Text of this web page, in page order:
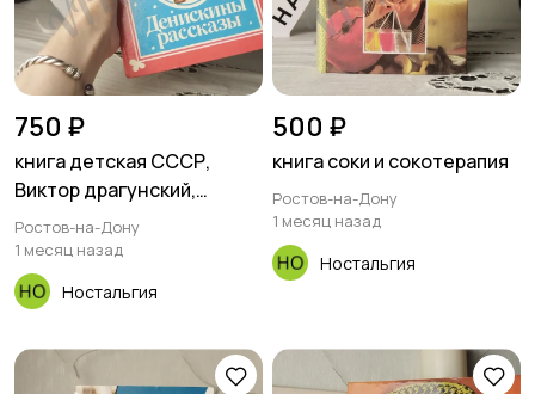
750 ₽
книга детская СССР,
Виктор драгунский,
Денискины, рассказы.
Ростов-на-Дону
1 месяц назад
Ностальгия
500 ₽
книга соки и сокотерапия
Ростов-на-Дону
1 месяц назад
Ностальгия